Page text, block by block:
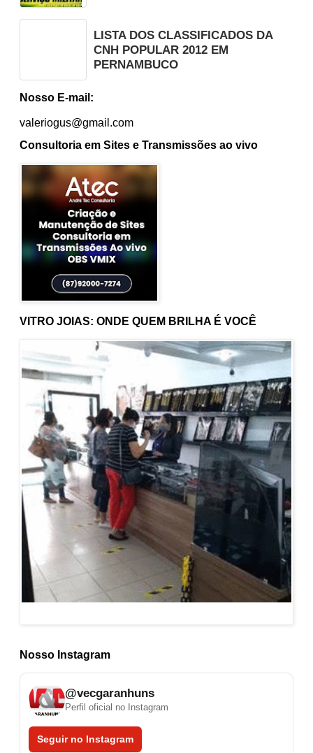
Nosso Instagram
@vecgaranhuns
Perfil oficial no Instagram
Seguir no Instagram
VITRO JOIAS: ONDE QUEM BRILHA É VOCÊ
LISTA DOS CLASSIFICADOS DA
CNH POPULAR 2012 EM
PERNAMBUCO
Nosso E-mail:
valeriogus@gmail.com
Consultoria em Sites e Transmissões ao vivo